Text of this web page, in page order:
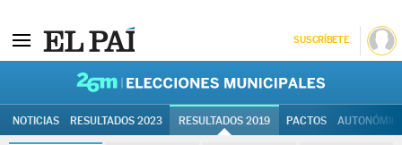
SUSCRÍBETE
NOTICIAS RESULTADOS 2023 RESULTADOS 2019 PACTOS